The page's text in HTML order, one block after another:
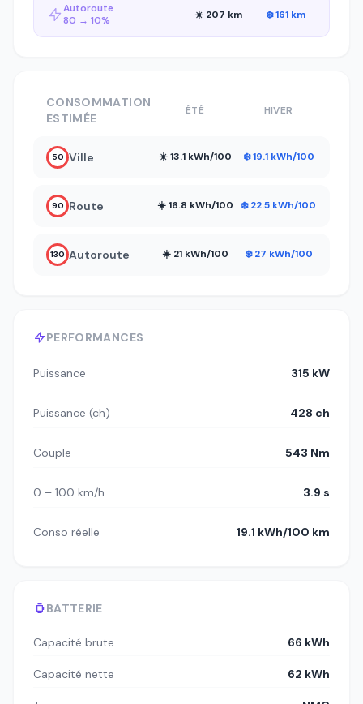
Autoroute
80 → 10%
☀️ 207 km ❄️ 161 km
PERFORMANCES
Puissance 315 kW
Puissance (ch) 428 ch
Couple 543 Nm
0 – 100 km/h 3.9 s
Conso réelle 19.1 kWh/100 km
BATTERIE
Capacité brute 66 kWh
Capacité nette 62 kWh
CONSOMMATION
ESTIMÉE
ÉTÉ HIVER
50 Ville ☀️ 13.1 kWh/100 ❄️ 19.1 kWh/100
90 Route ☀️ 16.8 kWh/100 ❄️ 22.5 kWh/100
130 Autoroute ☀️ 21 kWh/100 ❄️ 27 kWh/100